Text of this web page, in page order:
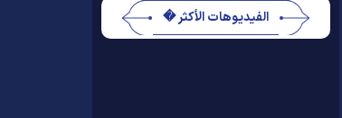
الفيديوهات الأكثر �